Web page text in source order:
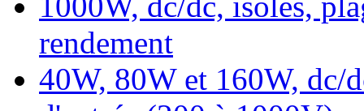
rendement
40W, 80W et 160W, dc/